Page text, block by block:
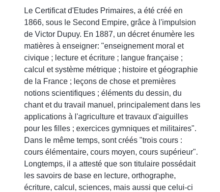
Le Certificat d'Etudes Primaires, a été créé en
1866, sous le Second Empire, grâce à l'impulsion
de Victor Dupuy. En 1887, un décret énumère les
matières à enseigner: "enseignement moral et
civique ; lecture et écriture ; langue française ;
calcul et système métrique ; histoire et géographie
de la France ; leçons de chose et premières
notions scientifiques ; éléments du dessin, du
chant et du travail manuel, principalement dans les
applications à l'agriculture et travaux d'aiguilles
pour les filles ; exercices gymniques et militaires".
Dans le même temps, sont créés "trois cours :
cours élémentaire, cours moyen, cours supérieur".
Longtemps, il a attesté que son titulaire possédait
les savoirs de base en lecture, orthographe,
écriture, calcul, sciences, mais aussi que celui-ci